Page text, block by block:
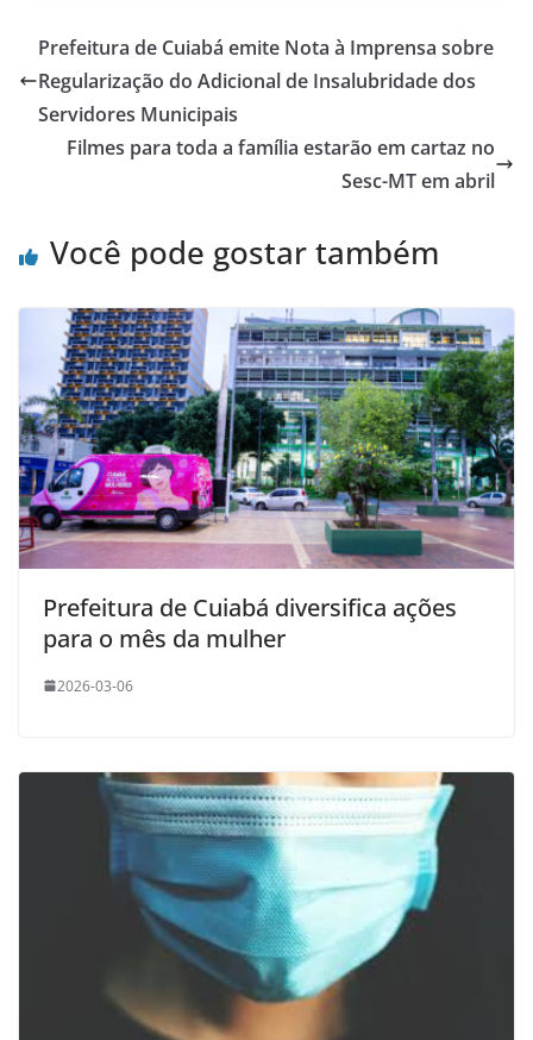
Prefeitura de Cuiabá emite Nota à Imprensa sobre
Regularização do Adicional de Insalubridade dos
Servidores Municipais
Filmes para toda a família estarão em cartaz no
Sesc-MT em abril
Você pode gostar também
Prefeitura de Cuiabá diversifica ações
para o mês da mulher
2026-03-06